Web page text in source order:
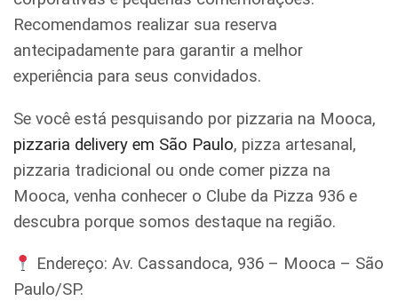
Recomendamos realizar sua reserva
antecipadamente para garantir a melhor
experiência para seus convidados.
Se você está pesquisando por pizzaria na Mooca,
pizzaria delivery em São Paulo, pizza artesanal,
pizzaria tradicional ou onde comer pizza na
Mooca, venha conhecer o Clube da Pizza 936 e
descubra porque somos destaque na região.
Endereço: Av. Cassandoca, 936 – Mooca – São
Paulo/SP.